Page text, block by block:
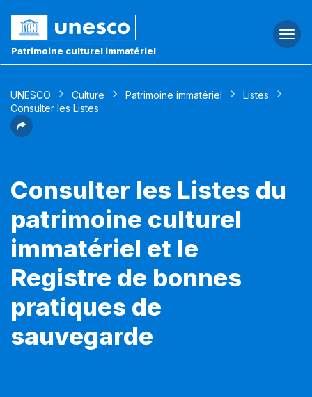
Patrimoine culturel immatériel
UNESCO Culture Patrimoine immatériel
Listes
Consulter les Listes
Consulter les Listes du
patrimoine culturel
immatériel et le
Registre de bonnes
pratiques de
sauvegarde